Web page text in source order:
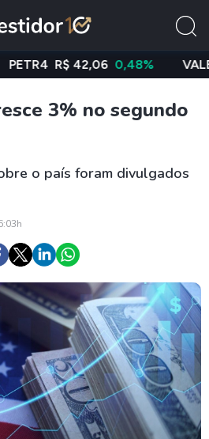
R$ 42,06 0,48% VALE3
3% no segundo
o país foram divulgados